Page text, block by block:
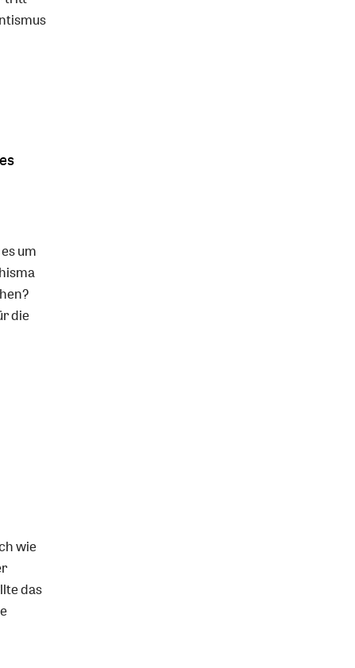
um
die
wie
das